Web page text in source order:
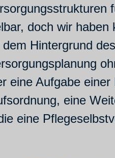
doch wir
Hintergrund
eine Aufgabe
eine
eine